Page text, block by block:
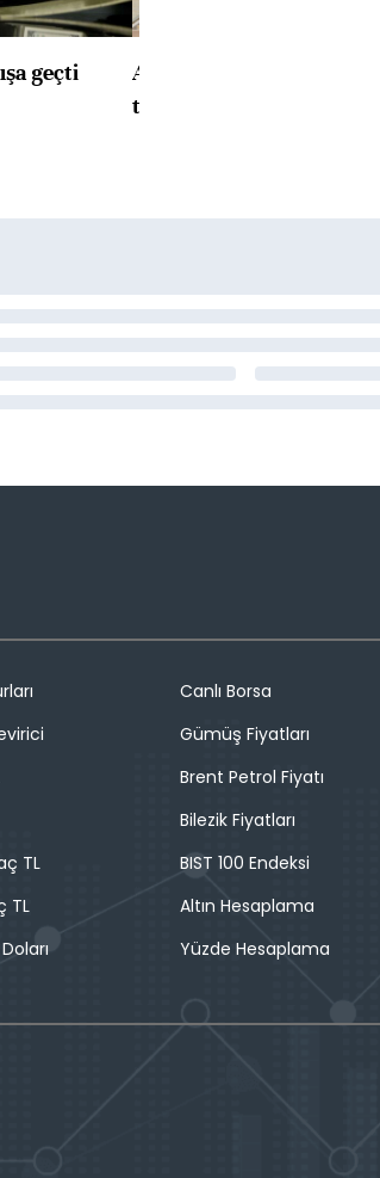
geçti
ABD'de konut başlangıçları
toparlandı
TL
TL
Canlı Borsa
Gümüş Fiyatları
Brent Petrol Fiyatı
Bilezik Fiyatları
BIST 100 Endeksi
Altın Hesaplama
Yüzde Hesaplama